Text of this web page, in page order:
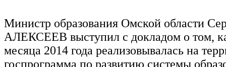
Министр образования Омской области
АЛЕКСЕЕВ выступил с докладом о том,
месяца 2014 года реализовывалась на
госпрограмма по развитию системы